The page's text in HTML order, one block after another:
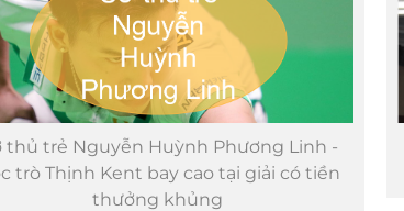
thủ trẻ Nguyễn Huỳnh Phương Linh -
trò Thịnh Kent bay cao tại giải có tiền
thưởng khủng